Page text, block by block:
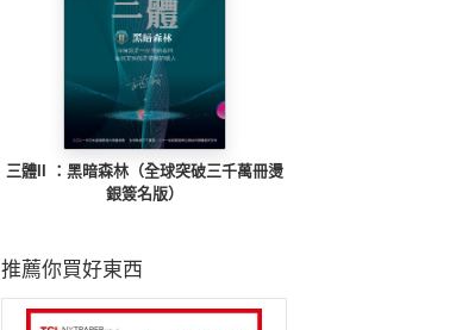
三體II ：黑暗森林（全球突破三千萬冊燙
銀簽名版）
推薦你買好東西